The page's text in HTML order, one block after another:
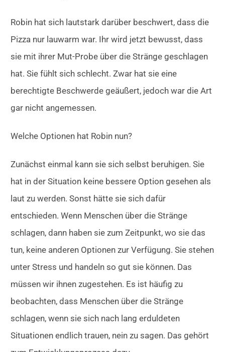
Robin hat sich lautstark darüber beschwert, dass die
Pizza nur lauwarm war. Ihr wird jetzt bewusst, dass
sie mit ihrer Mut-Probe über die Stränge geschlagen
hat. Sie fühlt sich schlecht. Zwar hat sie eine
berechtigte Beschwerde geäußert, jedoch war die Art
gar nicht angemessen.
Welche Optionen hat Robin nun?
Zunächst einmal kann sie sich selbst beruhigen. Sie
hat in der Situation keine bessere Option gesehen als
laut zu werden. Sonst hätte sie sich dafür
entschieden. Wenn Menschen über die Stränge
schlagen, dann haben sie zum Zeitpunkt, wo sie das
tun, keine anderen Optionen zur Verfügung. Sie stehen
unter Stress und handeln so gut sie können. Das
müssen wir ihnen zugestehen. Es ist häufig zu
beobachten, dass Menschen über die Stränge
schlagen, wenn sie sich nach lang erduldeten
Situationen endlich trauen, nein zu sagen. Das gehört